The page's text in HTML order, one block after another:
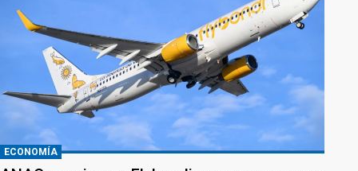
ECONOMÍA